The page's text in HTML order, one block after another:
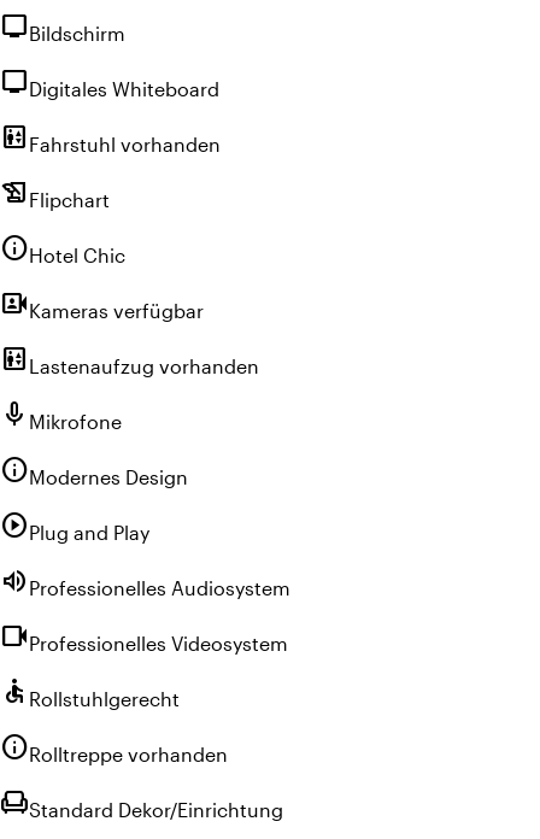
tvBildschirm
tvDigitales Whiteboard
elevator Fahrstuhl vorhanden
history_edu Flipchart
infoHotel Chic
video_camera_frontKameras verfügbar
elevator Lastenaufzug vorhanden
mic Mikrofone
infoModernes Design
play_circlePlug and Play
volume_up Professionelles Audiosystem
videocamProfessionelles Videosystem
accessible Rollstuhlgerecht
infoRolltreppe vorhanden
chairStandard Dekor/Einrichtung